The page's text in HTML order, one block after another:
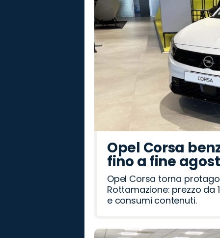
Opel Corsa
fino a fine
Opel Corsa torna
Rottamazione: prezzo da
e consumi contenuti.